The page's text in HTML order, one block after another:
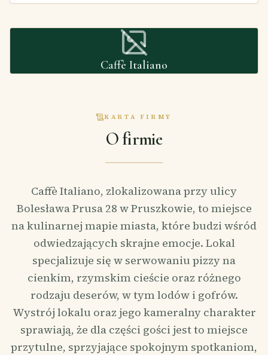
Caffè Italiano
KARTA FIRMY
O firmie
Caffè Italiano, zlokalizowana przy ulicy
Bolesława Prusa 28 w Pruszkowie, to miejsce
na kulinarnej mapie miasta, które budzi wśród
odwiedzających skrajne emocje. Lokal
specjalizuje się w serwowaniu pizzy na
cienkim, rzymskim cieście oraz różnego
rodzaju deserów, w tym lodów i gofrów.
Wystrój lokalu oraz jego kameralny charakter
sprawiają, że dla części gości jest to miejsce
przytulne, sprzyjające spokojnym spotkaniom,